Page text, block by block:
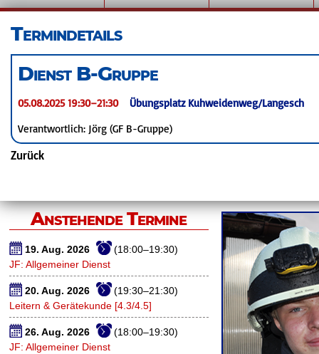
Termindetails
Dienst B-Gruppe
05.08.2025 19:30–21:30
Übungsplatz Kuhweidenweg/Langesch
Verantwortlich: Jörg (GF B-Gruppe)
Zurück
Anstehende Termine
19. Aug. 2026
(18:00–19:30)
JF: Allgemeiner Dienst
20. Aug. 2026
(19:30–21:30)
Leitern & Gerätekunde [4.3/4.5]
26. Aug. 2026
(18:00–19:30)
JF: Allgemeiner Dienst